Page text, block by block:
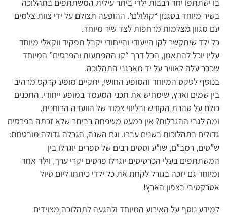
בו ישתתפו יחד רבבות ילדי ביתר עילית המשתתפים בתהלוכה
בשיר מיוחד בסגנון “קולולם”. ההופעה תצולם על ידי צוות צלמים
עם מגוון מצלמות מרחפות לצד שיר מיוחד.
כל ילד שיתקשר לקו הייעודי והייחודי יקבל תפקיד ווקאלי מיוחד
עליו יוכל להתאמן, הכל דרך “קו ההפתעות והפרסים” המיוחד
שכבר עלה לאוויר על יד מארגני התהלוכה.
בנוסף לטקס המיוחד והמופע החושי, יתקיים מופע קרקס מרהיב
בין שמים וארץ, שימחיש את תכני המעמד במופע ייחודי. התכנים
כולם על טהרת הקודש ובליווי צמוד של הוועדה הרוחנית.
ומה לגבי ההגרלות? אין כמעט משפחה בביתר שלא זכתה בפרסים
גדולים בתהלוכות בשנים עברו. וגם השנה, הגרלה גדולה מובטחת:
ש”סים, רמב”ם, שו”ע וסטים רבים של ספרים יוגרלו בין
המשתתפים בעלי הכרטיסים יוגרלו פרסים יקרי ערך, וילד אחד
ומיוחד גם יזכה בגורל לקחת את כל ילדי כיתתו ליום טיול
אטרקטיבי בצפון הארץ!
למידע נוסף על האירוע המיוחד ולהגעה לתהלוכה מצוידים